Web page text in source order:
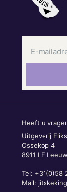
Heeft u
Uitgeverij
Ossekop 4
8911 LE
Tel: +31(0)58
Mail: